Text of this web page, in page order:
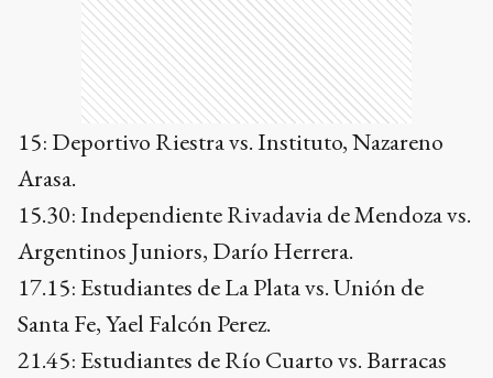
15: Deportivo Riestra vs. Instituto, Nazareno
Arasa.
15.30: Independiente Rivadavia de Mendoza vs.
Argentinos Juniors, Darío Herrera.
17.15: Estudiantes de La Plata vs. Unión de
Santa Fe, Yael Falcón Perez.
21.45: Estudiantes de Río Cuarto vs. Barracas